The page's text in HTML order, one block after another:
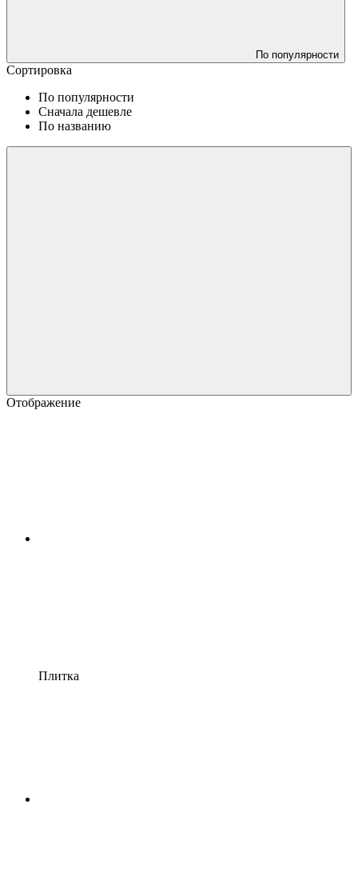
По популярности
Сортировка
По популярности
Сначала дешевле
По названию
Отображение
Плитка